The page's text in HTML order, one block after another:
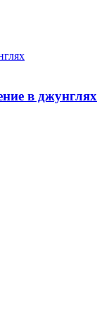
в джунглях